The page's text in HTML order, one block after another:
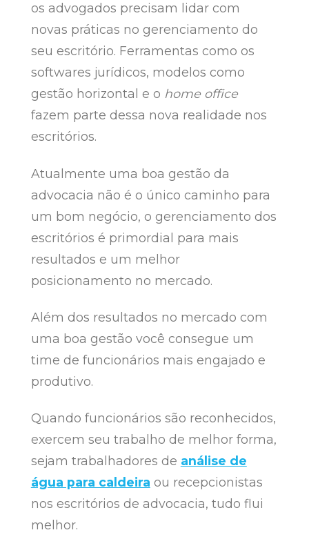
os advogados precisam lidar com
novas práticas no gerenciamento do
seu escritório. Ferramentas como os
softwares jurídicos, modelos como
gestão horizontal e o home office
fazem parte dessa nova realidade nos
escritórios.
Atualmente uma boa gestão da
advocacia não é o único caminho para
um bom negócio, o gerenciamento dos
escritórios é primordial para mais
resultados e um melhor
posicionamento no mercado.
Além dos resultados no mercado com
uma boa gestão você consegue um
time de funcionários mais engajado e
produtivo.
Quando funcionários são reconhecidos,
exercem seu trabalho de melhor forma,
sejam trabalhadores de análise de
água para caldeira ou recepcionistas
nos escritórios de advocacia, tudo flui
melhor.